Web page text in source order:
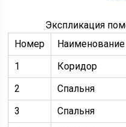
Экспликация
Номер
Наименование
1
Коридор
2
Спальня
3
Спальня